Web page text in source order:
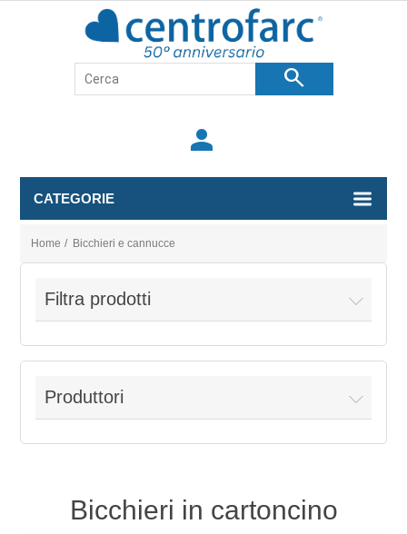
search
person
CATEGORIE
Home / Bicchieri e cannucce
Filtra prodotti
Produttori
Bicchieri in cartoncino